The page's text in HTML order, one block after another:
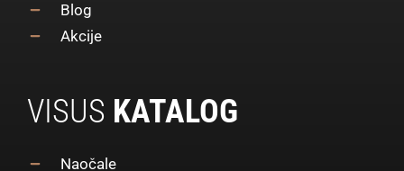
Blog
Akcije
VISUS KATALOG
Naočale